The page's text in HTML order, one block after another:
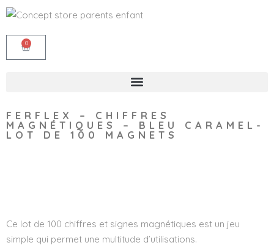
0
FERFLEX – CHIFFRES
MAGNÉTIQUES – BLEU CARAMEL-
LOT DE 100 MAGNETS
Ce lot de 100 chiffres et signes magnétiques est un jeu
simple qui permet une multitude d’utilisations.